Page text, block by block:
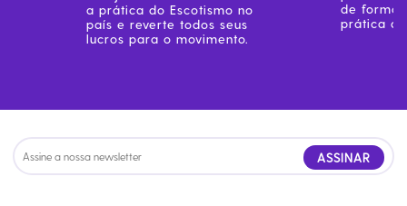
a prática do Escotismo no
país e reverte todos seus
lucros para o movimento.
de forma
prática
ASSINAR